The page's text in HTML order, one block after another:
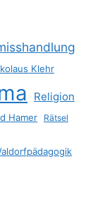
Klehr
Religion
Hamer Rätsel